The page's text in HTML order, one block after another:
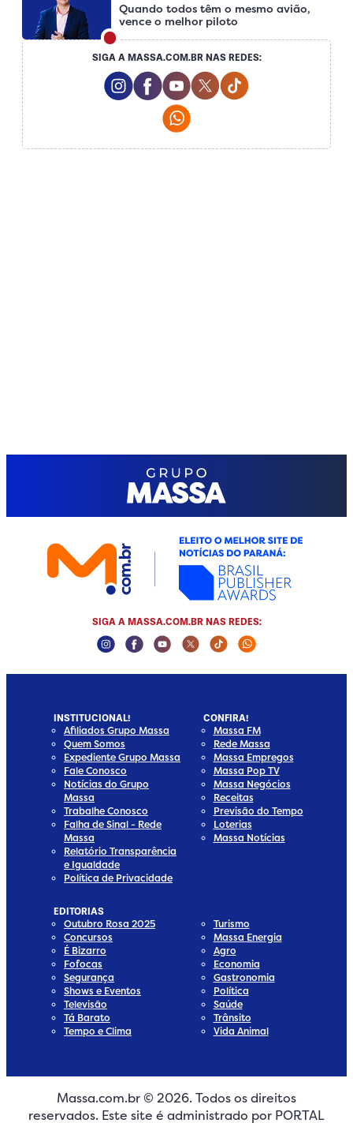
Media
Quando todos têm o mesmo avião,
vence o melhor piloto
SIGA A MASSA.COM.BR NAS REDES:
Instagram Social Media
Facebook Social Media
Youtube Social Media
Twitter Social Media
Tiktok Social
Whatsapp Social Media
SIGA A MASSA.COM.BR NAS REDES:
Instagram Social Media
Facebook Social Media
Youtube Social Media
Twitter Social Media
Tiktok Social Media
Whatsapp
INSTITUCIONAL!
Afiliados Grupo Massa
Quem Somos
Expediente Grupo Massa
Fale Conosco
Notícias do Grupo
Massa
Trabalhe Conosco
Falha de Sinal - Rede
Massa
Relatório Transparência
e Igualdade
Política de Privacidade
CONFIRA!
Massa FM
Rede Massa
Massa Empregos
Massa Pop TV
Massa Negócios
Receitas
Previsão do Tempo
Loterias
Massa Notícias
EDITORIAS
Outubro Rosa 2025
Concursos
É Bizarro
Fofocas
Segurança
Shows e Eventos
Televisão
Tá Barato
Tempo e Clima
Turismo
Massa Energia
Agro
Economia
Gastronomia
Política
Saúde
Trânsito
Vida Animal
Massa.com.br © 2026. Todos os direitos
reservados. Este site é administrado por PORTAL